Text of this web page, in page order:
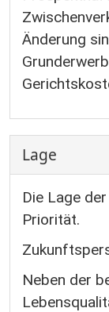
Änderung
Lage
Die Lage
Priorität.
Neben der